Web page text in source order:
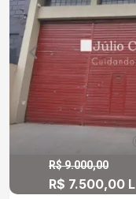
R$ 9.000,00
R$ 7.500,00 L